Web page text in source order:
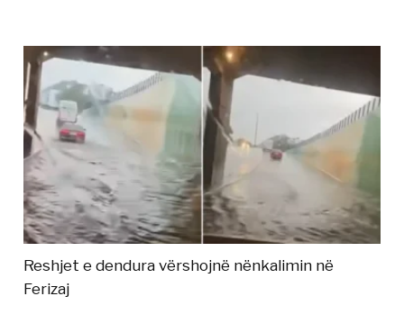
Reshjet e dendura vërshojnë nënkalimin në
Ferizaj